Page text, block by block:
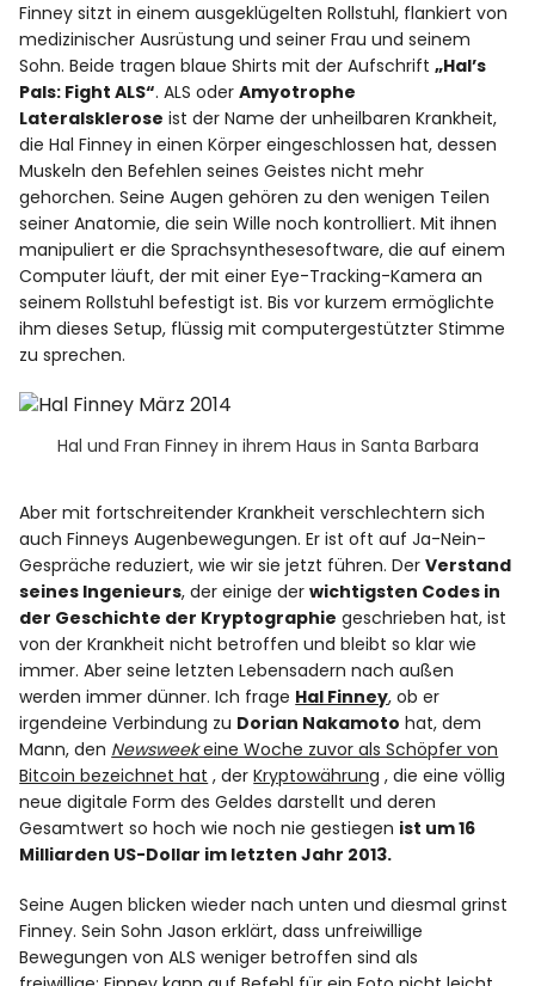
Finney sitzt in einem ausgeklügelten Rollstuhl, flankiert von
medizinischer Ausrüstung und seiner Frau und seinem
Sohn. Beide tragen blaue Shirts mit der Aufschrift„Hal’s
Pals: Fight ALS“. ALS oderAmyotrophe
Lateralsklerose ist der Name der unheilbaren Krankheit,
die Hal Finney in einen Körper eingeschlossen hat, dessen
Muskeln den Befehlen seines Geistes nicht mehr
gehorchen. Seine Augen gehören zu den wenigen Teilen
seiner Anatomie, die sein Wille noch kontrolliert. Mit ihnen
manipuliert er die Sprachsynthesesoftware, die auf einem
Computer läuft, der mit einer Eye-Tracking-Kamera an
seinem Rollstuhl befestigt ist. Bis vor kurzem ermöglichte
ihm dieses Setup, flüssig mit computergestützter Stimme
zu sprechen.
Hal und Fran Finney in ihrem Haus in Santa Barbara
Aber mit fortschreitender Krankheit verschlechtern sich
auch Finneys Augenbewegungen. Er ist oft auf Ja-Nein-
Gespräche reduziert, wie wir sie jetzt führen. DerVerstand
seines Ingenieurs, der einige derwichtigsten Codes in
der Geschichte der Kryptographie geschrieben hat, ist
von der Krankheit nicht betroffen und bleibt so klar wie
immer. Aber seine letzten Lebensadern nach außen
werden immer dünner. Ich frage Hal Finney, ob er
irgendeine Verbindung zu Dorian Nakamoto hat, dem
Mann, den Newsweekeine Woche zuvor als Schöpfer von
Bitcoin bezeichnet hat , derKryptowährung , die eine völlig
neue digitale Form des Geldes darstellt und deren
Gesamtwert so hoch wie noch nie gestiegen ist um 16
Milliarden US-Dollar im letzten Jahr 2013.
Seine Augen blicken wieder nach unten und diesmal grinst
Finney. Sein Sohn Jason erklärt, dass unfreiwillige
Bewegungen von ALS weniger betroffen sind als